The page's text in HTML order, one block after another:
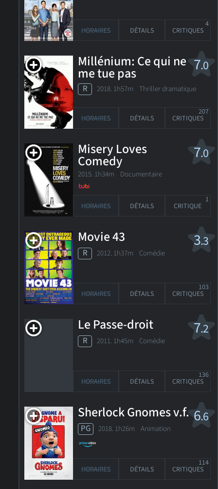
HORAIRES DÉTAILS CRITIQUES
4
7.0
Millénium: Ce qui ne
me tue pas
R 2018. 1h57m Thriller dramatique
HORAIRES DÉTAILS CRITIQUES
207
7.0
Misery Loves
Comedy
2015. 1h34m Documentaire
HORAIRES DÉTAILS CRITIQUE
1
3.3
Movie 43
R 2012. 1h37m Comédie
HORAIRES DÉTAILS CRITIQUES
103
7.2
Le Passe-droit
R 2011. 1h45m Comédie
HORAIRES DÉTAILS CRITIQUES
136
6.6
Sherlock Gnomes v.f.
PG 2018. 1h26m Animation
HORAIRES DÉTAILS CRITIQUES
114